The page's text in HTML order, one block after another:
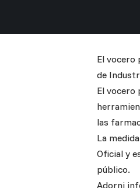
El vocero
de
El vocero
las
La
Oficial y
público.
Adorni